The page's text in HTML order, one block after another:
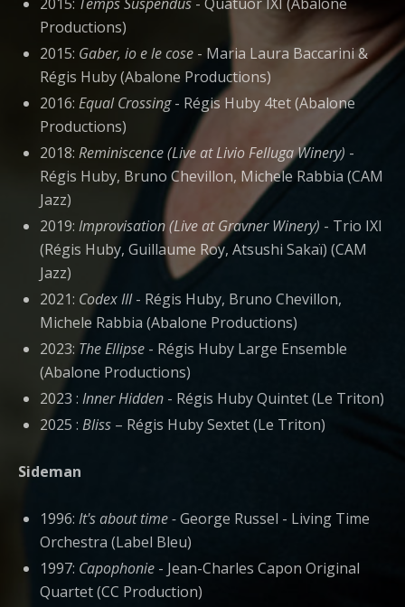
Productions)
2015: Gaber, io e le cose - Maria Laura Baccarini &
Régis Huby (Abalone Productions)
2016: Equal Crossing- Régis Huby 4tet (Abalone
Productions)
2018: Reminiscence (Live at Livio Felluga Winery) -
Régis Huby, Bruno Chevillon, Michele Rabbia (CAM
Jazz)
2019: Improvisation (Live at Gravner Winery) - Trio IXI
(Régis Huby, Guillaume Roy, Atsushi Sakaï) (CAM
Jazz)
2021: Codex III- Régis Huby, Bruno Chevillon,
Michele Rabbia (Abalone Productions)
2023: The Ellipse - Régis Huby Large Ensemble
(Abalone Productions)
2023 : Inner Hidden - Régis Huby Quintet (Le Triton)
2025 : Bliss – Régis Huby Sextet (Le Triton)
Sideman
1996: It's about time -George Russel - Living Time
Orchestra (Label Bleu)
1997: Capophonie - Jean-Charles Capon Original
Quartet (CC Production)